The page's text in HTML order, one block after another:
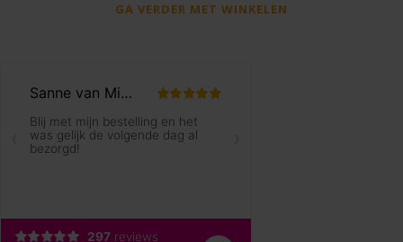
GA VERDER MET WINKELEN